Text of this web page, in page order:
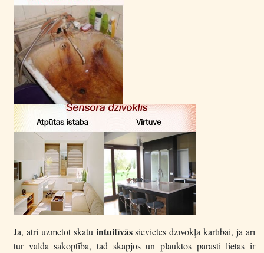
Ja, ātri uzmetot skatu intuitīvāssievietes dzīvokļa kārtībai, ja arī
tur valda sakoptība, tad skapjos un plauktos parasti lietas ir